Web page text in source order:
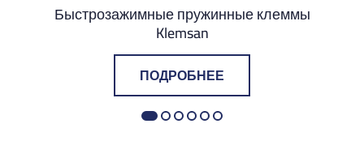
Быстрозажимные пружинные клеммы
Klemsan
ПОДРОБНЕЕ